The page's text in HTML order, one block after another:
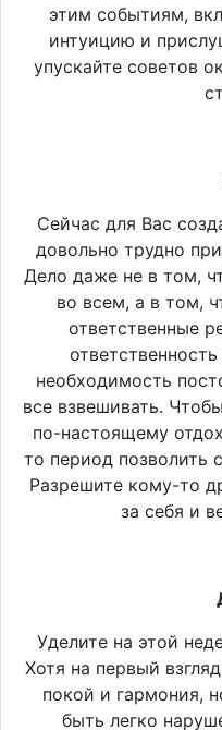
этим событиям,
интуицию и
упускайте советов
Сейчас для Вас
довольно трудно
Дело даже не в том,
во всем, а в том,
ответственные
необходимость
все взвешивать.
по-настоящему
то период позволить
Разрешите кому-то
за себя и
Уделите на этой
Хотя на первый
покой и гармония,
быть легко